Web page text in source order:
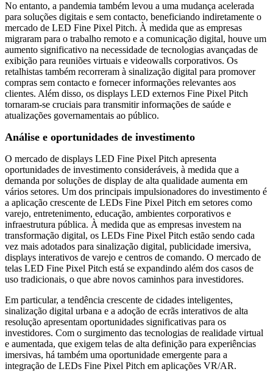
No entanto, a pandemia também levou a uma mudança acelerada
para soluções digitais e sem contacto, beneficiando indiretamente o
mercado de LED Fine Pixel Pitch. À medida que as empresas
migraram para o trabalho remoto e a comunicação digital, houve um
aumento significativo na necessidade de tecnologias avançadas de
exibição para reuniões virtuais e videowalls corporativos. Os
retalhistas também recorreram à sinalização digital para promover
compras sem contacto e fornecer informações relevantes aos
clientes. Além disso, os displays LED externos Fine Pixel Pitch
tornaram-se cruciais para transmitir informações de saúde e
atualizações governamentais ao público.
Análise e oportunidades de investimento
O mercado de displays LED Fine Pixel Pitch apresenta
oportunidades de investimento consideráveis, à medida que a
demanda por soluções de display de alta qualidade aumenta em
vários setores. Um dos principais impulsionadores do investimento é
a aplicação crescente de LEDs Fine Pixel Pitch em setores como
varejo, entretenimento, educação, ambientes corporativos e
infraestrutura pública. À medida que as empresas investem na
transformação digital, os LEDs Fine Pixel Pitch estão sendo cada
vez mais adotados para sinalização digital, publicidade imersiva,
displays interativos de varejo e centros de comando. O mercado de
telas LED Fine Pixel Pitch está se expandindo além dos casos de
uso tradicionais, o que abre novos caminhos para investidores.
Em particular, a tendência crescente de cidades inteligentes,
sinalização digital urbana e a adoção de ecrãs interativos de alta
resolução apresentam oportunidades significativas para os
investidores. Com o surgimento das tecnologias de realidade virtual
e aumentada, que exigem telas de alta definição para experiências
imersivas, há também uma oportunidade emergente para a
integração de LEDs Fine Pixel Pitch em aplicações VR/AR.